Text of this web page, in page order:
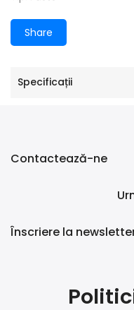
Share
Specificații
Contactează-ne
Înscriere la